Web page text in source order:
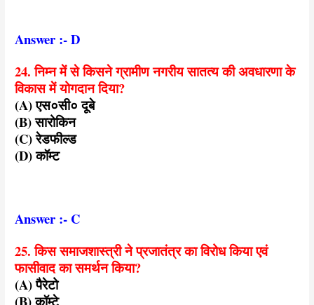
Answer :- D
24. निम्न में से किसने ग्रामीण नगरीय सातत्य की अवधारणा के
विकास में योगदान दिया?
(A) एस०सी० दूबे
(B) सारोकिन
(C) रेडफील्ड
(D) कॉम्ट
Answer :- C
25. किस समाजशास्त्री ने प्रजातंत्र का विरोध किया एवं
फासीवाद का समर्थन किया?
(A) पैरेटो
(B) कॉम्टे